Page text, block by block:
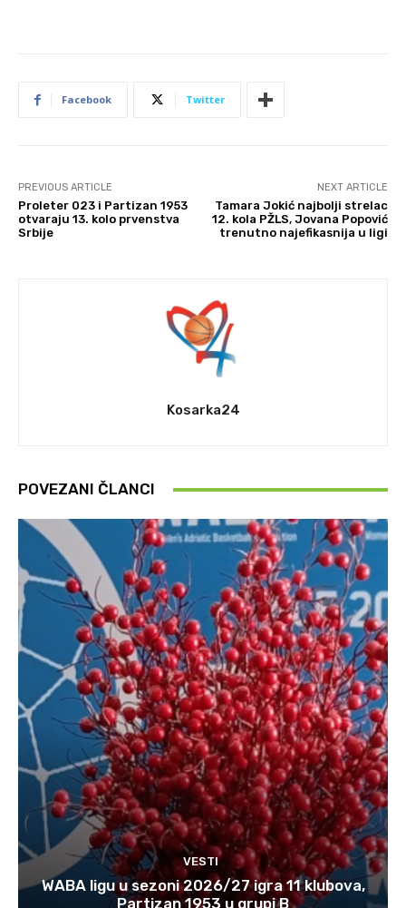
Facebook Twitter
PREVIOUS ARTICLE
Proleter 023 i Partizan 1953
otvaraju 13. kolo prvenstva
Srbije
NEXT ARTICLE
Tamara Jokić najbolji strelac
12. kola PŽLS, Jovana Popović
trenutno najefikasnija u ligi
Kosarka24
POVEZANI ČLANCI
VESTI
WABA ligu u sezoni 2026/27 igra 11 klubova,
Partizan 1953 u grupi B